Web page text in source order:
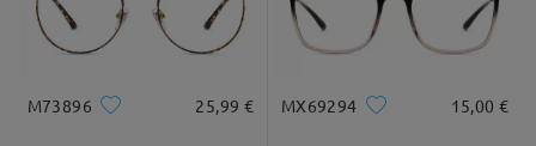
M73896 25,99 € MX69294 15,00 €